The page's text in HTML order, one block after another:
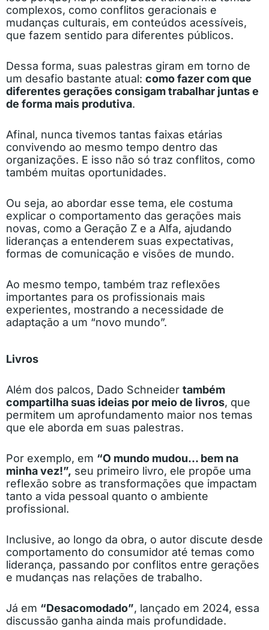
complexos, como conflitos geracionais e
mudanças culturais, em conteúdos acessíveis,
que fazem sentido para diferentes públicos.
Dessa forma, suas palestras giram em torno de
um desafio bastante atual: como fazer com que
diferentes gerações consigam trabalhar juntas e
de forma mais produtiva.
Afinal, nunca tivemos tantas faixas etárias
convivendo ao mesmo tempo dentro das
organizações. E isso não só traz conflitos, como
também muitas oportunidades.
Ou seja, ao abordar esse tema, ele costuma
explicar o comportamento das gerações mais
novas, como a Geração Z e a Alfa, ajudando
lideranças a entenderem suas expectativas,
formas de comunicação e visões de mundo.
Ao mesmo tempo, também traz reflexões
importantes para os profissionais mais
experientes, mostrando a necessidade de
adaptação a um “novo mundo”.
Livros
Além dos palcos, Dado Schneider também
compartilha suas ideias por meio de livros, que
permitem um aprofundamento maior nos temas
que ele aborda em suas palestras.
Por exemplo, em “O mundo mudou… bem na
minha vez!”, seu primeiro livro, ele propõe uma
reflexão sobre as transformações que impactam
tanto a vida pessoal quanto o ambiente
profissional.
Inclusive, ao longo da obra, o autor discute desde
comportamento do consumidor até temas como
liderança, passando por conflitos entre gerações
e mudanças nas relações de trabalho.
Já em “Desacomodado”, lançado em 2024, essa
discussão ganha ainda mais profundidade.